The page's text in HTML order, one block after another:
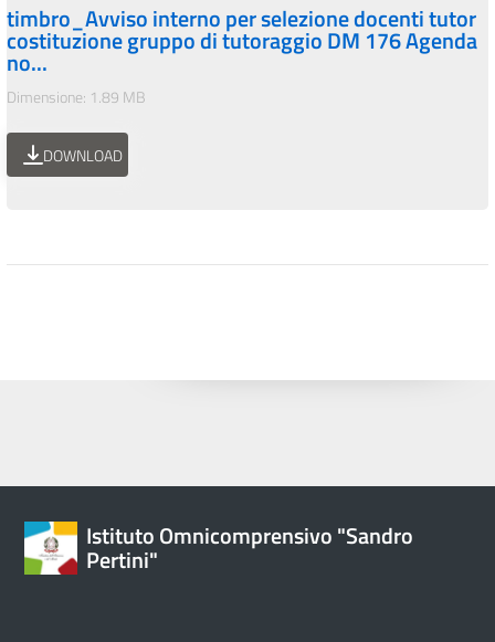
timbro_Avviso interno per selezione docenti tutor
costituzione gruppo di tutoraggio DM 176 Agenda
no...
Dimensione: 1.89 MB
DOWNLOAD
Istituto Omnicomprensivo "Sandro
Pertini"